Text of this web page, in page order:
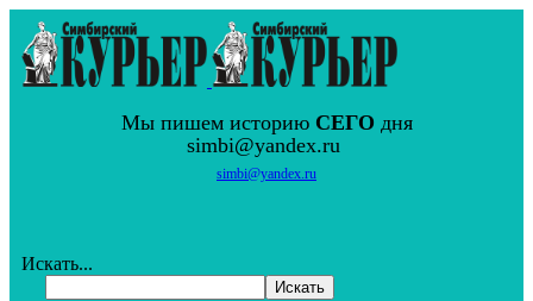
Мы пишем историю СЕГО дня
simbi@yandex.ru
simbi@yandex.ru
Искать...
Искать